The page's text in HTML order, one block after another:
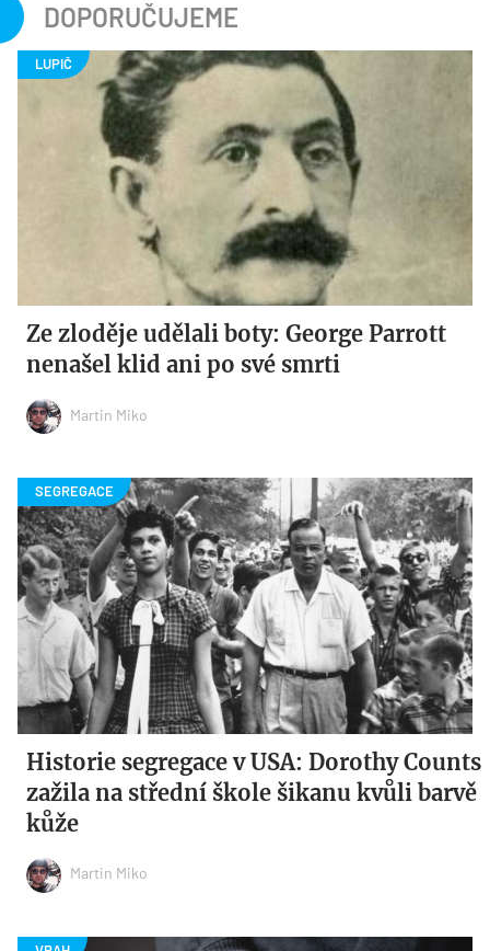
DOPORUČUJEME
Ze zloděje udělali boty: George Parrott
nenašel klid ani po své smrti
Martin Miko
Historie segregace v USA: Dorothy Counts
zažila na střední škole šikanu kvůli barvě
kůže
Martin Miko